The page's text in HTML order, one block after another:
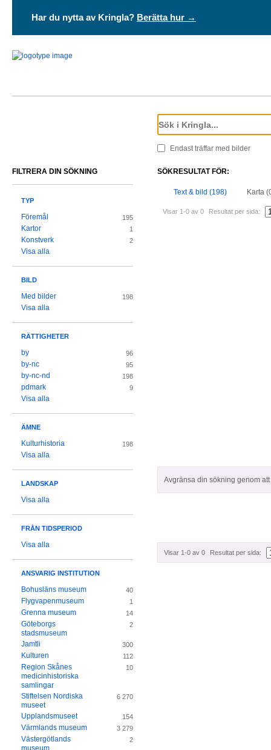
Har du nytta av Kringla? Berätta hur →
Endast träffar med bilder
SÖKRESULTAT FÖR:
Text & bild (198) Karta
Visar 1-0 av 0 Resultat per sida:
Avgränsa din sökning genom
Visar 1-0 av 0 Resultat per sida:
FILTRERA DIN SÖKNING
TYP
Föremål 195
Kartor 1
Konstverk 2
Visa alla
BILD
Med bilder 198
Visa alla
RÄTTIGHETER
by 96
by-nc 95
by-nc-nd 198
pdmark 9
Visa alla
ÄMNE
Kulturhistoria 198
Visa alla
LANDSKAP
Visa alla
FRÅN TIDSPERIOD
Visa alla
ANSVARIG INSTITUTION
Bohusläns museum 40
Flygvapenmuseum 1
Grenna museum 14
Göteborgs
stadsmuseum
2
Jamtli 300
Kulturen 112
Region Skånes
medicinhistoriska
samlingar
10
Stiftelsen Nordiska
museet
6 270
Upplandsmuseet 154
Värmlands museum 3 279
Västergötlands
2